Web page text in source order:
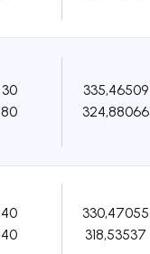
30
80
335,46509
324,88066
40
40
330,47055
318,53537